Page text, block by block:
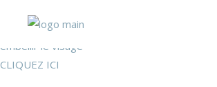
Découvrez nos traitements en médecine
embellir le visage
CLIQUEZ ICI
Diapositive précédente